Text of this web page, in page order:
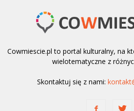
Cowmiescie.pl to portal kulturalny, na
wielotematyczne z
Skontaktuj się z nami: